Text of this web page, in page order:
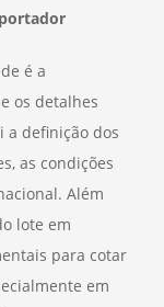
é a
os detalhes
a definição dos
as condições
Além
lote em
para cotar
em